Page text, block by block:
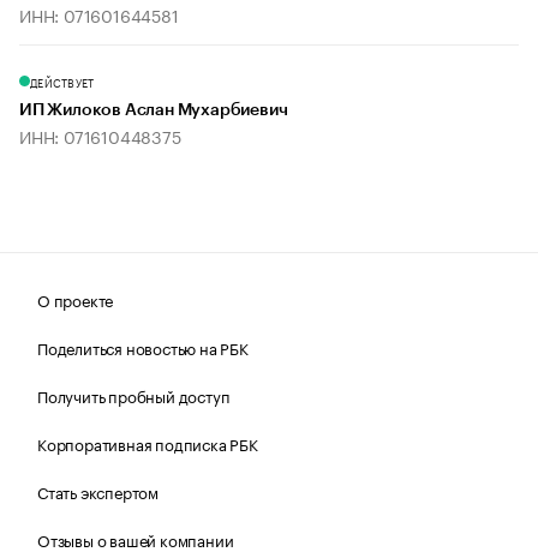
ИНН: 071601644581
ДЕЙСТВУЕТ
ИП Жилоков Аслан Мухарбиевич
ИНН: 071610448375
О проекте
Поделиться новостью на РБК
Получить пробный доступ
Корпоративная подписка РБК
Стать экспертом
Отзывы о вашей компании